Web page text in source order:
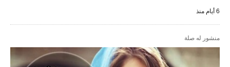
منشور له صلة